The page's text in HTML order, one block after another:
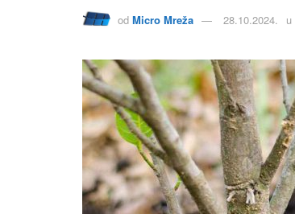
od Micro Mreža 28.10.2024. u